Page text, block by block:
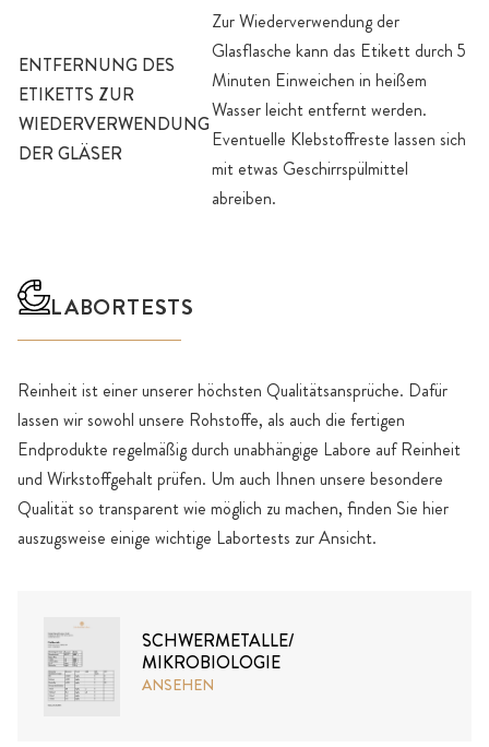
ENTFERNUNG DES
ETIKETTS ZUR
WIEDERVERWENDUNG
DER GLÄSER
Zur Wiederverwendung der
Glasflasche kann das Etikett durch 5
Minuten Einweichen in heißem
Wasser leicht entfernt werden.
Eventuelle Klebstoffreste lassen sich
mit etwas Geschirrspülmittel
abreiben.
LABORTESTS
Reinheit ist einer unserer höchsten Qualitätsansprüche. Dafür
lassen wir sowohl unsere Rohstoffe, als auch die fertigen
Endprodukte regelmäßig durch unabhängige Labore auf Reinheit
und Wirkstoffgehalt prüfen. Um auch Ihnen unsere besondere
Qualität so transparent wie möglich zu machen, finden Sie hier
auszugsweise einige wichtige Labortests zur Ansicht.
SCHWERMETALLE/
MIKROBIOLOGIE
ANSEHEN